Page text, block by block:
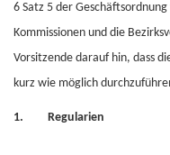
6 Satz 5 der
Kommissionen und die
Vorsitzende darauf hin, dass
kurz wie möglich
1. Regularien